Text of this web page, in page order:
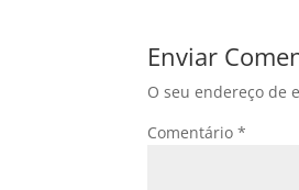
Enviar
O seu endereço de
Comentário*